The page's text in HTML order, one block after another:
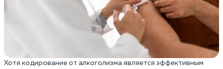
Хотя кодирование от алкоголизма является эффективным